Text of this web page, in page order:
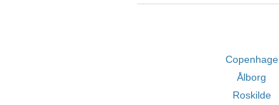
Copenhage
Ålborg
Roskilde